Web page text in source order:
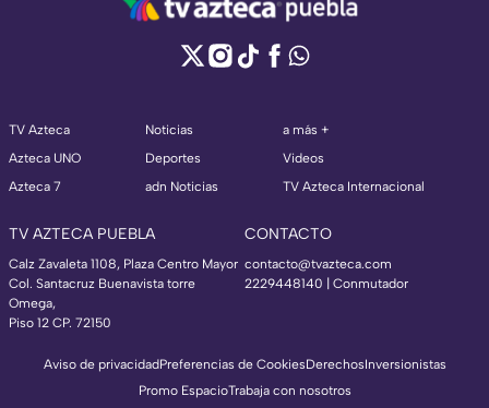
TV Azteca
Azteca UNO
Azteca 7
Noticias
Deportes
adn Noticias
a más +
Videos
TV Azteca Internacional
TV AZTECA PUEBLA
Calz Zavaleta 1108, Plaza Centro Mayor
Col. Santacruz Buenavista torre
Omega,
Piso 12 CP. 72150
CONTACTO
contacto@tvazteca.com
2229448140 | Conmutador
Aviso de privacidadPreferencias de CookiesDerechosInversionistas
Promo EspacioTrabaja con nosotros